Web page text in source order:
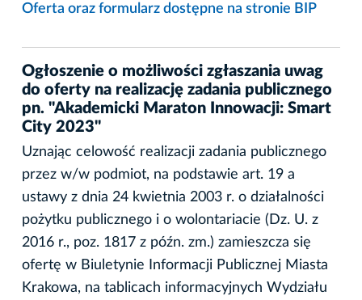
Oferta oraz formularz dostępne na stronie BIP
Ogłoszenie o możliwości zgłaszania uwag
do oferty na realizację zadania publicznego
pn. "Akademicki Maraton Innowacji: Smart
City 2023"
Uznając celowość realizacji zadania publicznego
przez w/w podmiot, na podstawie art. 19 a
ustawy z dnia 24 kwietnia 2003 r. o działalności
pożytku publicznego i o wolontariacie (Dz. U. z
2016 r., poz. 1817 z późn. zm.) zamieszcza się
ofertę w Biuletynie Informacji Publicznej Miasta
Krakowa, na tablicach informacyjnych Wydziału